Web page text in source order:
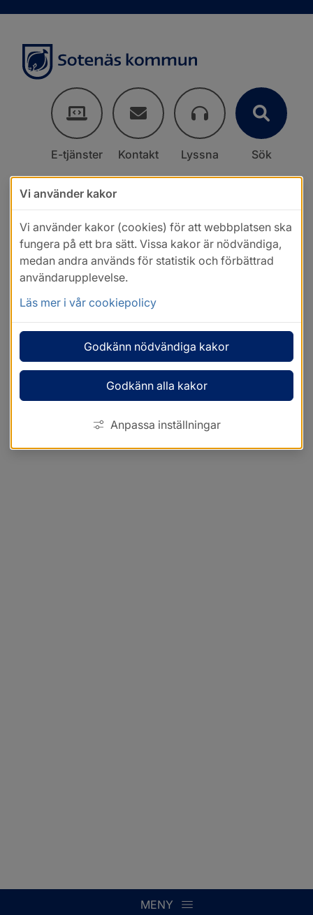
E-tjänster Kontakt Lyssna Sök
MENY
Vi använder kakor
Vi använder kakor (cookies) för att webbplatsen ska
fungera på ett bra sätt. Vissa kakor är nödvändiga,
medan andra används för statistik och förbättrad
användarupplevelse.
Läs mer i vår cookiepolicy
Godkänn nödvändiga kakor
Godkänn alla kakor
Anpassa inställningar